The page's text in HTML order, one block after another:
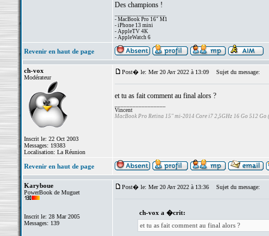
Des champions !
- MacBook Pro 16" M1
- iPhone 13 mini
- AppleTV 4K
- AppleWatch 6
Revenir en haut de page
ch-vox
Modérateur
Inscrit le: 22 Oct 2003
Messages: 19383
Localisation: La Réunion
Post� le: Mer 20 Avr 2022 à 13:09 Sujet du message:
et tu as fait comment au final alors ?
Vincent
MacBook Pro Retina 15" mi-2014 Core i7 2,5GHz 16 Go 512 Go
Revenir en haut de page
Karyboue
PowerBook de Muguet
Inscrit le: 28 Mar 2005
Messages: 139
Post� le: Mer 20 Avr 2022 à 13:36 Sujet du message:
ch-vox a �crit:
et tu as fait comment au final alors ?